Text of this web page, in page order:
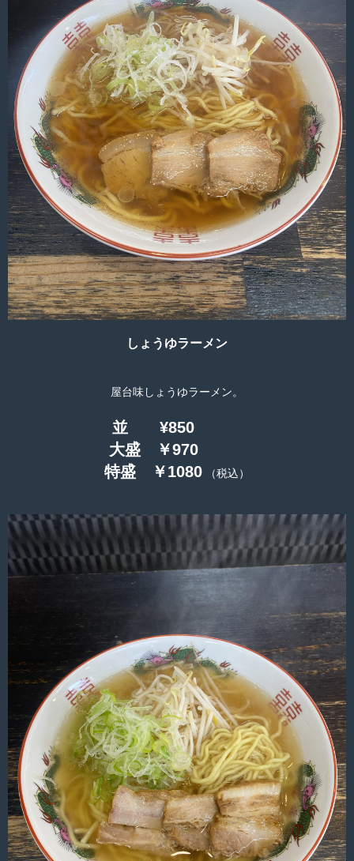
しょうゆラーメン
屋台味しょうゆラーメン。
並 ¥850
大盛 ￥970
特盛 ￥1080
（税込）